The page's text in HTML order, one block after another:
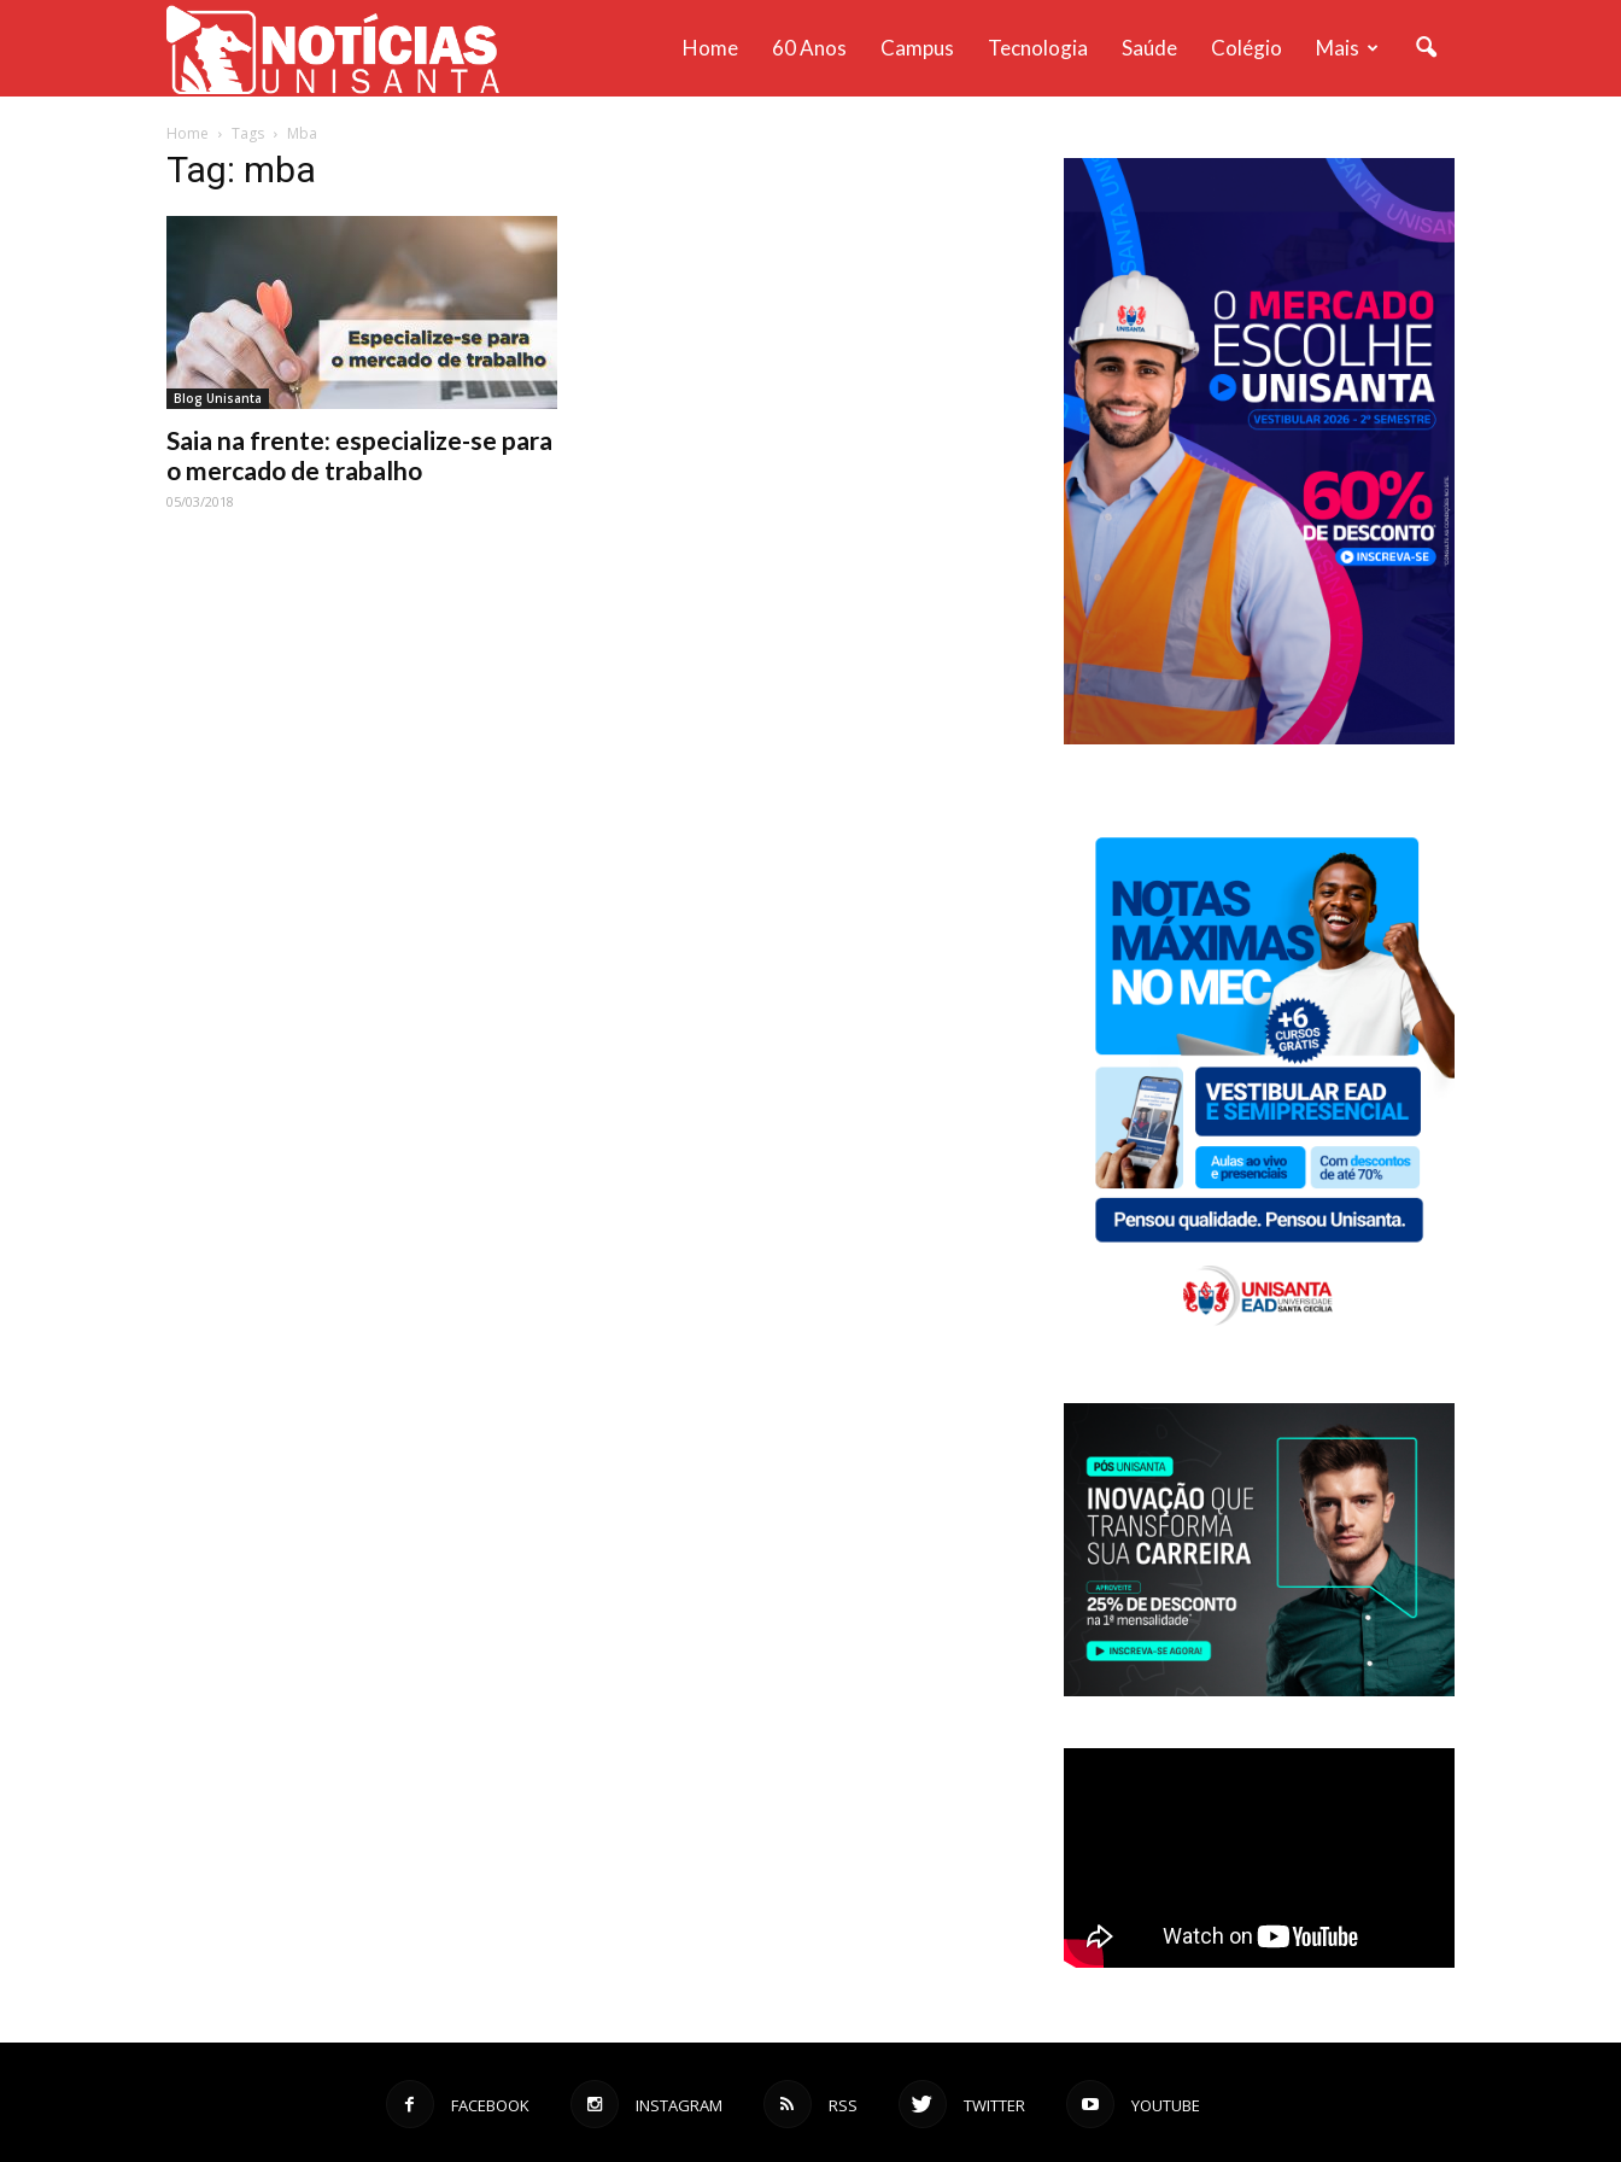
Home 60 Anos Campus Tecnologia Saúde Colégio Mais
Home Tags Mba
Tag: mba
Blog Unisanta
Saia na frente: especialize-se para
o mercado de trabalho
05/03/2018
FACEBOOK INSTAGRAM RSS TWITTER YOUTUBE